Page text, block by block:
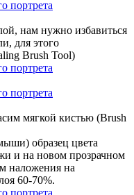
нам нужно избавиться
для этого
Brush Tool)
мягкой кистью (Brush
образец цвета
и на новом прозрачном
наложения на
60-70%.